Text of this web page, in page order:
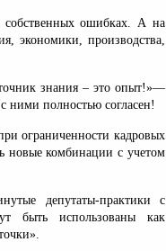
собственных ошибках. А на
экономики, производства,
знания ‒ это опыт!»—
ними полностью согласен!
ограниченности кадровых
новые комбинации с учетом
депутаты-практики с
быть использованы как